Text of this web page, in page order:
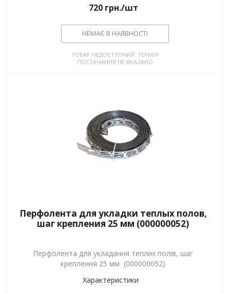
720грн./шт
НЕМАЄ В НАЯВНОСТІ
ТОВАР НЕДОСТУПНИЙ. ТЕРМІН
ПОСТАЧАННЯ НЕ ВКАЗАНО
Перфолента для укладки теплых полов,
шаг крепления 25 мм (000000052)
Перфолента для укладання теплих полів, шаг
креплення 25 мм (000000052)
Характеристики